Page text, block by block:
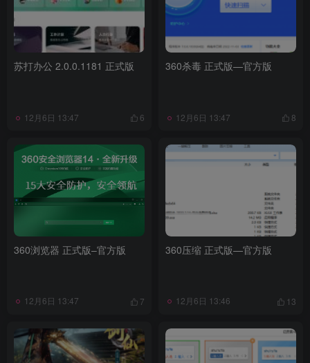
苏打办公 2.0.0.1181 正式版
12月6日 13:47 6
360杀毒 正式版—官方版
12月6日 13:47 8
360浏览器 正式版–官方版
12月6日 13:47 7
360压缩 正式版—官方版
12月6日 13:46 13